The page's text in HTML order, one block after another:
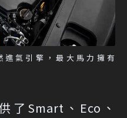
進氣引擎，最大馬力擁有
了Smart、Eco、